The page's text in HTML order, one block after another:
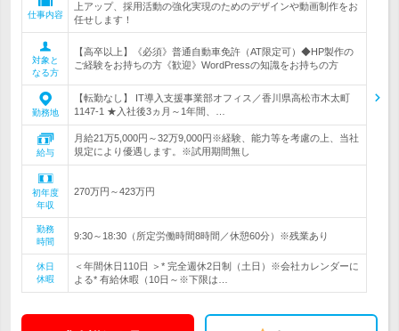
仕事内容
上アップ、採用活動の強化実現のためのデザインや動画制作をお
任せします！
対象と
なる方
【高卒以上】《必須》普通自動車免許（AT限定可）◆HP製作の
ご経験をお持ちの方《歓迎》WordPressの知識をお持ちの方
勤務地
【転勤なし】 IT導入支援事業部オフィス／香川県高松市木太町
1147-1 ★入社後3ヵ月～1年間、…
給与
月給21万5,000円～32万9,000円※経験、能力等を考慮の上、当社
規定により優遇します。※試用期間無し
初年度
年収
270万円～423万円
勤務
時間
9:30～18:30（所定労働時間8時間／休憩60分）※残業あり
休日
休暇
＜年間休日110日 ＞* 完全週休2日制（土日）※会社カレンダーに
よる* 有給休暇（10日～※下限は…